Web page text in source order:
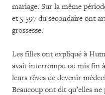
mariage. Sur la même
et 5 597 du secondaire ont
grossesse.
Les filles ont expliqué à
avait interrompu ou mis fin
leurs rêves de devenir
Beaucoup ont dit qu’elles